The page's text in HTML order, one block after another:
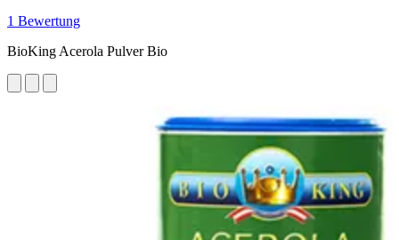
1 Bewertung
BioKing Acerola Pulver Bio